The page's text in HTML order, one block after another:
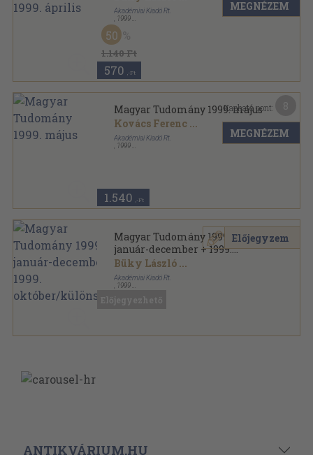
Akadémiai Kiadó Rt.
1999
Ragasztott papírkötés
Magyar Tudomány sorozat
1.140 Ft
50
570 ,-Ft
MEGNÉZEM
Magyar Tudomány 1999. május
Kovács Ferenc ...
Akadémiai Kiadó Rt.
1999
1.540 ,-Ft
Kapható pont:
MEGNÉZEM
Magyar Tudomány 1999.
január-december + 1999.
október/különszám
Büky László ...
Akadémiai Kiadó Rt.
1999
Előjegyzem
ANTIKVÁRIUM.HU